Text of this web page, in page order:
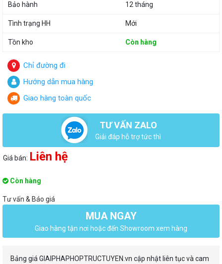
Bảo hành 12 tháng
Tình trạng HH Mới
Tồn kho Còn hàng
Chỉ đường đi
Hướng dẫn mua hàng
Giao hàng toàn quốc
TƯ VẤN ZALO
Giải đáp hỗ trợ tức thì
Giá bán: Liên hệ
Còn hàng
Tư vấn & Báo giá
MUA NGAY
Giao hàng tận nơi hoặc đến Showroom xem hàng
Bảng giá GIAIPHAPHOPTRUCTUYEN.vn cập nhật liên tục và cam